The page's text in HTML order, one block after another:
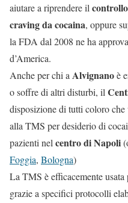
aiutare a riprendere il
craving da cocaina, oppure
la FDA dal 2008 ne ha
d’America.
Anche per chi aAlvignanoè
o soffre di altri disturbi, il
disposizione di tutti coloro
alla TMS per desiderio di
pazienti nelcentro di Napoli
Foggia, Bologna)
La TMS è efficacemente
grazie a specifici protocolli